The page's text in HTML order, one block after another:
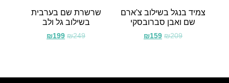
צמיד בנגל בשילוב צ'ארם
שם ואבן סברובסקי
₪209
₪159
שרשרת שם בערבית
בשילוב גל ולב
₪249
₪199